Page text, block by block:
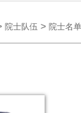
院士队伍 > 院士名单